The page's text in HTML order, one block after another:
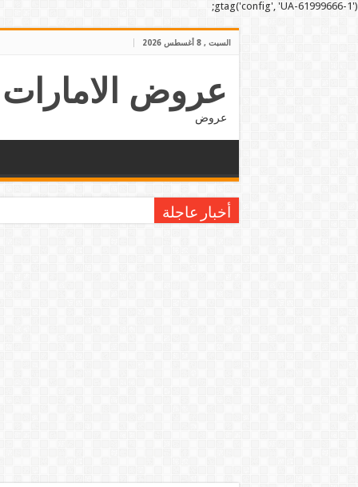
gtag('config', 'UA-61999666-1');
السبت , 8 أغسطس 2026
عروض الامارات
عروض
أخبار عاجلة